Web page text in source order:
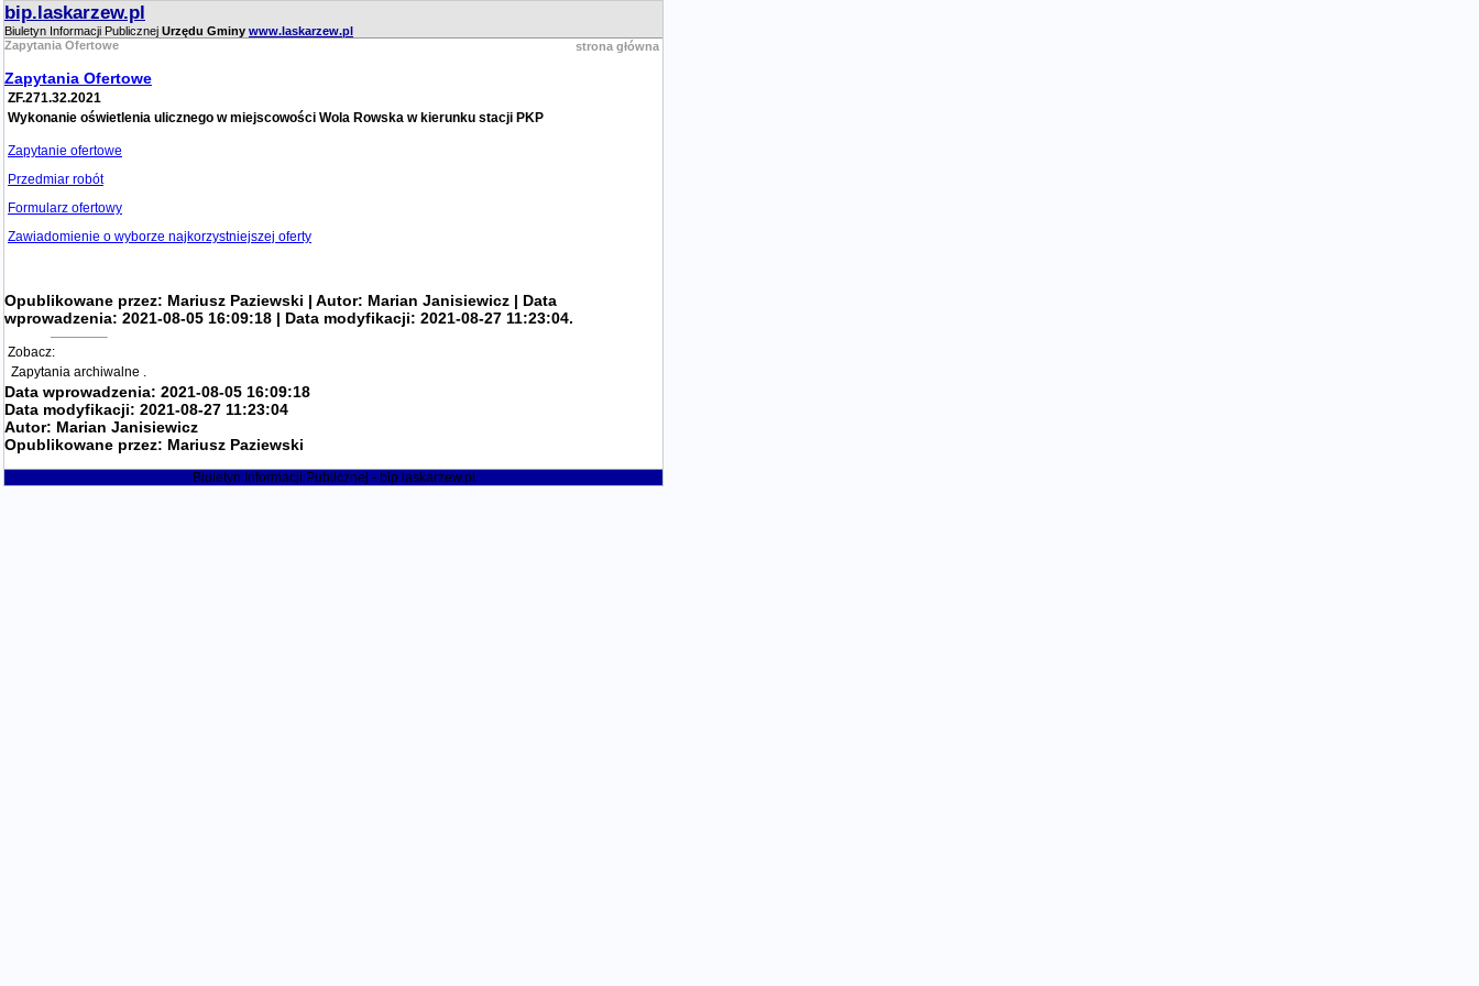
bip.laskarzew.pl
Biuletyn Informacji Publicznej Urzędu Gminy www.laskarzew.pl
Zapytania Ofertowe
strona główna
Zapytania Ofertowe
ZF.271.32.2021
Wykonanie oświetlenia ulicznego w miejscowości Wola Rowska w kierunku stacji PKP
Zapytanie ofertowe
Przedmiar robót
Formularz ofertowy
Zawiadomienie o wyborze najkorzystniejszej oferty
Opublikowane przez: Mariusz Paziewski | Autor: Marian Janisiewicz | Data
wprowadzenia: 2021-08-05 16:09:18 | Data modyfikacji: 2021-08-27 11:23:04.
Zobacz:
Zapytania archiwalne .
Data wprowadzenia: 2021-08-05 16:09:18
Data modyfikacji: 2021-08-27 11:23:04
Autor: Marian Janisiewicz
Opublikowane przez: Mariusz Paziewski
Biuletyn Informacji Publicznej - bip.laskarzew.pl